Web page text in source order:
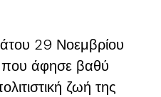
29 Νοεμβρίου
που άφησε βαθύ
ζωή της